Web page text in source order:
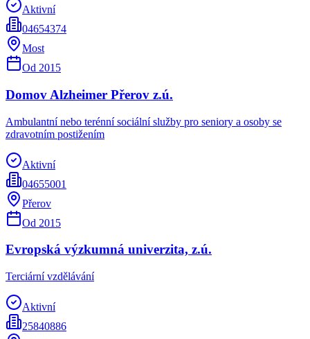
Aktivní
04654374
Most
Od 2015
Domov Alzheimer Přerov z.ú.
Ambulantní nebo terénní sociální služby pro seniory a osoby se
zdravotním postižením
Aktivní
04655001
Přerov
Od 2015
Evropská výzkumná univerzita, z.ú.
Terciární vzdělávání
Aktivní
25840886